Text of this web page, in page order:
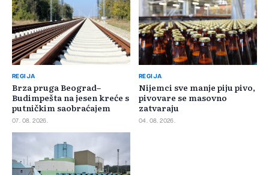
REGIJA
Brza pruga Beograd–
Budimpešta na jesen kreće s
putničkim saobraćajem
07. 08. 2026.
REGIJA
Nijemci sve manje piju pivo,
pivovare se masovno
zatvaraju
04. 08. 2026.